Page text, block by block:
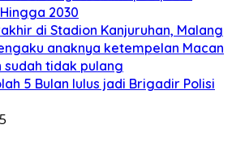
2030
di Stadion Kanjuruhan, Malang
anaknya ketempelan Macan
sudah tidak pulang
5 Bulan lulus jadi Brigadir Polisi